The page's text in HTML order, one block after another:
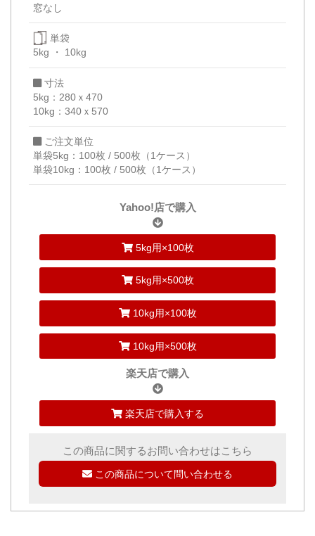
窓なし
単袋
5kg
10kg
寸法
5kg：280ｘ470
10kg：340ｘ570
ご注文単位
単袋5kg：100枚 / 500枚（1ケース）
単袋10kg：100枚 / 500枚（1ケース）
Yahoo!店で購入
5kg用×100枚
5kg用×500枚
10kg用×100枚
10kg用×500枚
楽天店で購入
楽天店で購入する
この商品に関するお問い合わせはこちら
この商品について問い合わせる